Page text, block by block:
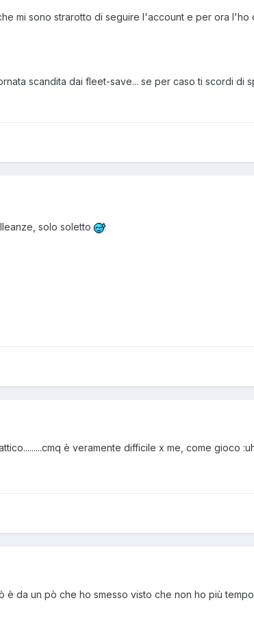
mi sono strarotto di seguire l'account e per ora
scandita dai fleet-save... se per caso ti scordi di
solo soletto
è veramente difficile x me, come gioco
è da un pò che ho smesso visto che non ho più